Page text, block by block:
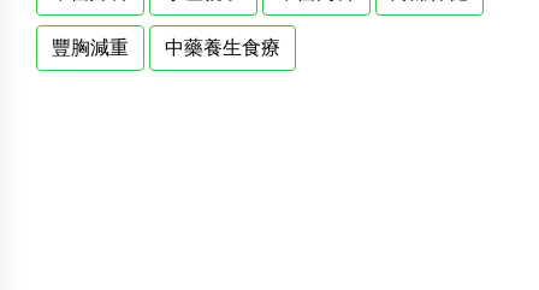
豐胸減重 中藥養生食療